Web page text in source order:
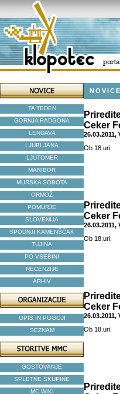
TA TEDEN
GORNJA RADGONA
LENDAVA
LJUBLJANA
LJUTOMER
MARIBOR
MURSKA SOBOTA
ORMOŽ
POMURJE
SLOVENIJA
SPODNJI KAMENŠČAK
TUJINA
PO VSEBINI
RECENZIJE
ARHIV
OPIS IN POGOJI
SEZNAM
GOSTOVANJE
SPLETNE SKUPINE
MC WIKI
Ceker
Ob 18.uri.
Ceker
Ob 18.uri.
Ceker
Ob 18.uri.